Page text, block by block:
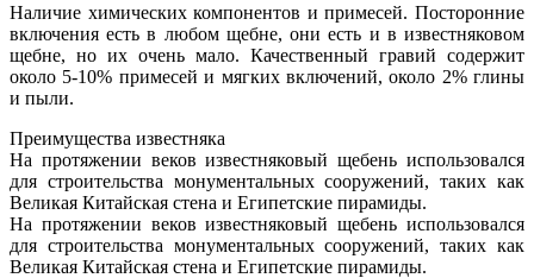
Наличие химических компонентов и примесей. Посторонние
включения есть в любом щебне, они есть и в известняковом
щебне, но их очень мало. Качественный гравий содержит
около 5-10% примесей и мягких включений, около 2% глины
и пыли.
Преимущества известняка
На протяжении веков известняковый щебень использовался
для строительства монументальных сооружений, таких как
Великая Китайская стена и Египетские пирамиды.
На протяжении веков известняковый щебень использовался
для строительства монументальных сооружений, таких как
Великая Китайская стена и Египетские пирамиды.